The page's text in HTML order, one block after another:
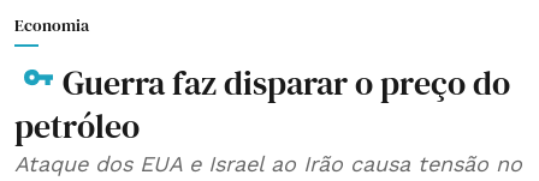
Economia
Guerra faz disparar o preço do
petróleo
Ataque dos EUA e Israel ao Irão causa tensão no